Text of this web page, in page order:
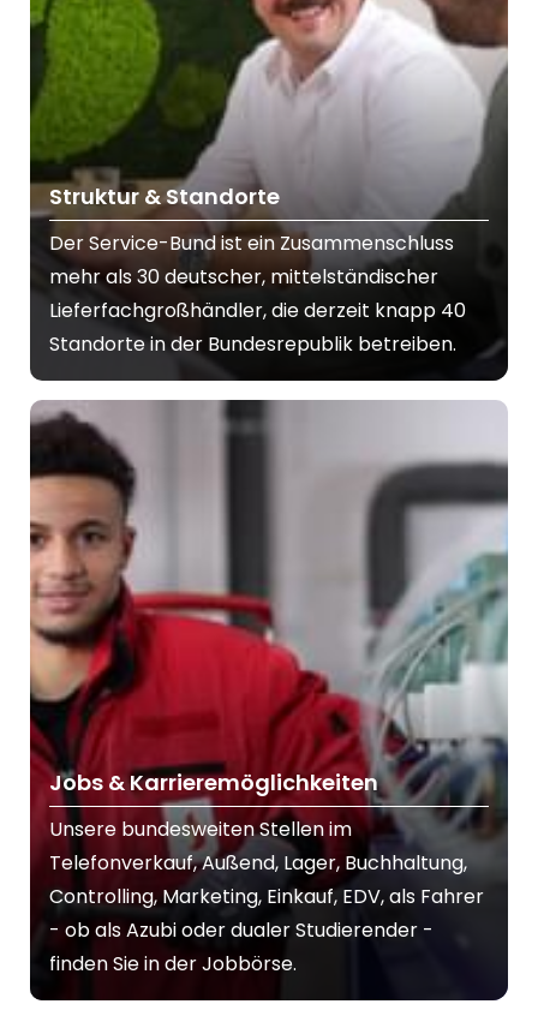
Struktur & Standorte
Der Service-Bund ist ein Zusammenschluss
mehr als 30 deutscher, mittelständischer
Lieferfachgroßhändler, die derzeit knapp 40
Standorte in der Bundesrepublik betreiben.
Jobs & Karrieremöglichkeiten
Unsere bundesweiten Stellen im
Telefonverkauf, Außend, Lager, Buchhaltung,
Controlling, Marketing, Einkauf, EDV, als Fahrer
- ob als Azubi oder dualer Studierender -
finden Sie in der Jobbörse.